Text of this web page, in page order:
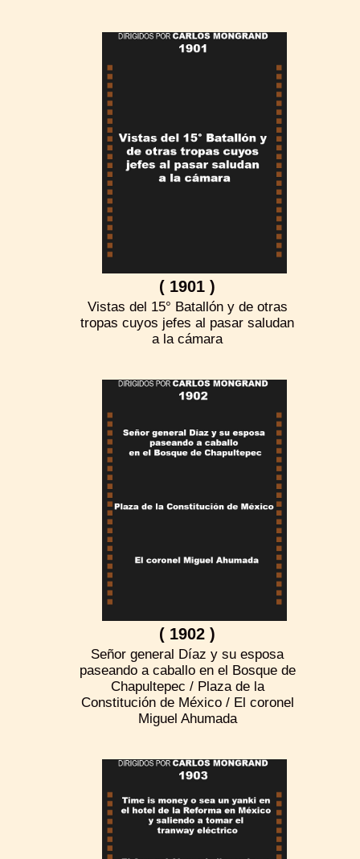
( 1901 )
Vistas del 15° Batallón y de otras
tropas cuyos jefes al pasar saludan
a la cámara
( 1902 )
Señor general Díaz y su esposa
paseando a caballo en el Bosque de
Chapultepec / Plaza de la
Constitución de México / El coronel
Miguel Ahumada